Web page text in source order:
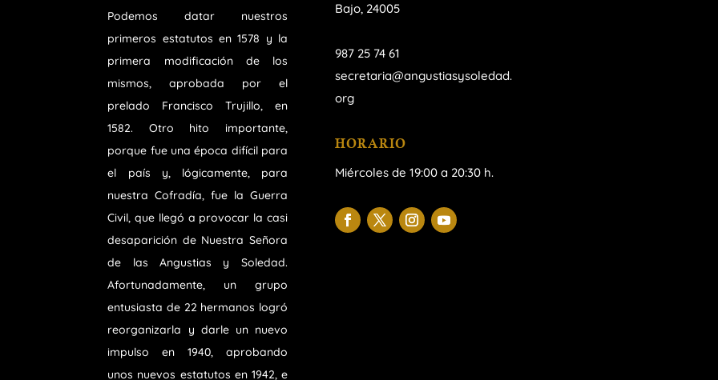
Podemos datar nuestros
primeros estatutos en 1578 y la
primera modificación de los
mismos, aprobada por el
prelado Francisco Trujillo, en
1582. Otro hito importante,
porque fue una época difícil para
el país y, lógicamente, para
nuestra Cofradía, fue la Guerra
Civil, que llegó a provocar la casi
desaparición de Nuestra Señora
de las Angustias y Soledad.
Afortunadamente, un grupo
entusiasta de 22 hermanos logró
reorganizarla y darle un nuevo
impulso en 1940, aprobando
unos nuevos estatutos en 1942, e
Bajo, 24005
987 25 74 61
secretaria@angustiasysoledad.
org
HORARIO
Miércoles de 19:00 a 20:30 h.